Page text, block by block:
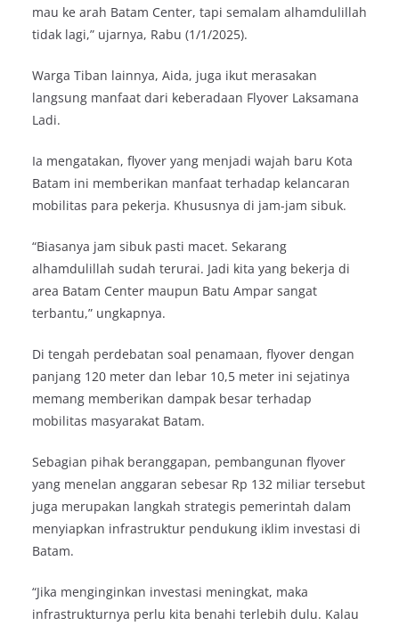
mau ke arah Batam Center, tapi semalam alhamdulillah
tidak lagi,” ujarnya, Rabu (1/1/2025).
Warga Tiban lainnya, Aida, juga ikut merasakan
langsung manfaat dari keberadaan Flyover Laksamana
Ladi.
Ia mengatakan, flyover yang menjadi wajah baru Kota
Batam ini memberikan manfaat terhadap kelancaran
mobilitas para pekerja. Khususnya di jam-jam sibuk.
“Biasanya jam sibuk pasti macet. Sekarang
alhamdulillah sudah terurai. Jadi kita yang bekerja di
area Batam Center maupun Batu Ampar sangat
terbantu,” ungkapnya.
Di tengah perdebatan soal penamaan, flyover dengan
panjang 120 meter dan lebar 10,5 meter ini sejatinya
memang memberikan dampak besar terhadap
mobilitas masyarakat Batam.
Sebagian pihak beranggapan, pembangunan flyover
yang menelan anggaran sebesar Rp 132 miliar tersebut
juga merupakan langkah strategis pemerintah dalam
menyiapkan infrastruktur pendukung iklim investasi di
Batam.
“Jika menginginkan investasi meningkat, maka
infrastrukturnya perlu kita benahi terlebih dulu. Kalau